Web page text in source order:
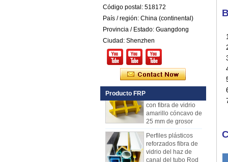
Código postal: 518172
País / región: China (continental)
Provincia / Estado: Guangdong
Ciudad: Shenzhen
Producto FRP
venta
Panel compuesto
reforzado con fibra
de vidrio FRP PU
de espuma de
plástico para
remolques
Rejilla de FRP de
plástico reforzado
amarillo cóncavo de
25 mm de grosor
Perfiles plásticos
reforzados fibra de
vidrio del haz de
canal del tubo Rod
de Cuomized